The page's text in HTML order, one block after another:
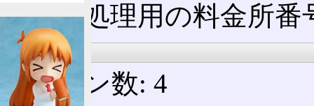
電算処理用の料金所番
入口
レーン数: 4